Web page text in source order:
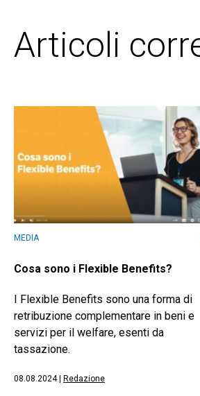
Articoli
MEDIA
Cosa sono i Flexible Benefits?
I Flexible Benefits sono una forma di
retribuzione complementare in beni e
servizi per il welfare, esenti da
tassazione.
08.08.2024| Redazione